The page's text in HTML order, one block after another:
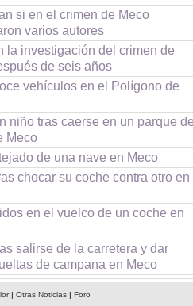
si en el crimen de Meco
varios autores
la investigación del crimen de
de seis años
vehículos en el Polígono de
niño tras caerse en un parque de
Meco
de una nave en Meco
chocar su coche contra otro en
en el vuelco de un coche en
salirse de la carretera y dar
de campana en Meco
| Otras Noticias| Foro